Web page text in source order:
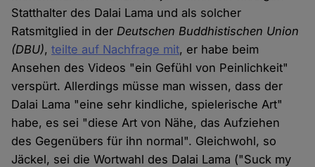
Statthalter des Dalai Lama und als solcher
Ratsmitglied in der Deutschen Buddhistischen Union
(DBU),teilte auf Nachfrage mit, er habe beim
Ansehen des Videos "ein Gefühl von Peinlichkeit"
verspürt. Allerdings müsse man wissen, dass der
Dalai Lama "eine sehr kindliche, spielerische Art"
habe, es sei "diese Art von Nähe, das Aufziehen
des Gegenübers für ihn normal". Gleichwohl, so
Jäckel, sei die Wortwahl des Dalai Lama ("Suck my